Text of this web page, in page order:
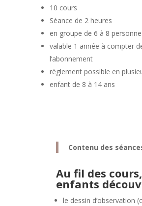
10 cours
Séance de 2 heures
en groupe de 6 à 8
valable 1 année à compter
l’abonnement
règlement possible en
enfant de 8 à 14 ans
Contenu des
Au fil des
enfants
le dessin d’observation